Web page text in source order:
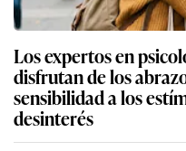
Los expertos en
disfrutan de los
sensibilidad a los
desinterés